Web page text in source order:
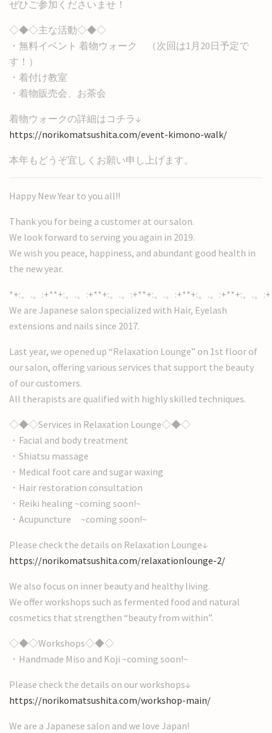
ぜひご参加くださいませ！
◇◆◇主な活動◇◆◇
・無料イベント 着物ウォーク （次回は1月20日予定で
す！）
・着付け教室
・着物販売会、お茶会
着物ウォークの詳細はコチラ↓
https://norikomatsushita.com/event-kimono-walk/
本年もどうぞ宜しくお願い申し上げます。
Happy New Year to you all!!
Thank you for being a customer at our salon.
We look forward to serving you again in 2019.
We wish you peace, happiness, and abundant good health in
the new year.
*+:。.。:+**+:。.。:+**+:。.。:+**+:。.。:+**+:。.。:+**+:。.。
We are Japanese salon specialized with Hair, Eyelash
extensions and nails since 2017.
Last year, we opened up “Relaxation Lounge” on 1st floor of
our salon, offering various services that support the beauty
of our customers.
All therapists are qualified with highly skilled techniques.
◇◆◇Services in Relaxation Lounge◇◆◇
・Facial and body treatment
・Shiatsu massage
・Medical foot care and sugar waxing
・Hair restoration consultation
・Reiki healing ~coming soon!~
・Acupuncture ~coming soon!~
Please check the details on Relaxation Lounge↓
https://norikomatsushita.com/relaxationlounge-2/
We also focus on inner beauty and healthy living.
We offer workshops such as fermented food and natural
cosmetics that strengthen “beauty from within”.
◇◆◇Workshops◇◆◇
・Handmade Miso and Koji ~coming soon!~
Please check the details on our workshops↓
https://norikomatsushita.com/workshop-main/
We are a Japanese salon and we love Japan!